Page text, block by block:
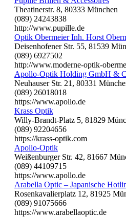
Theatinerstr. 8, 80333 München
(089) 24243838
http://www.pupille.de
Optik Obermeier Inh. Horst
Deisenhofener Str. 55, 81539
(089) 6927502
http://www.moderne-optik-
Apollo-Optik Holding GmbH &
Neuhauser Str. 21, 80331
(089) 26018018
https://www.apollo.de
Krass Optik
Willy-Brandt-Platz 5, 81829
(089) 92204656
https://krass-optik.com
Apollo-Optik
Weißenburger Str. 42, 81667
(089) 44109715
https://www.apollo.de
Arabella Optic – Japanische
Rosenkavalierplatz 12, 81925
(089) 91075666
https://www.arabellaoptic.de